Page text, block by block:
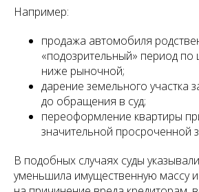
Например:
продажа автомобиля
«подозрительный» период по
ниже рыночной;
дарение земельного участка
до обращения в суд;
переоформление квартиры
значительной просроченной
В подобных случаях суды
уменьшила имущественную массу